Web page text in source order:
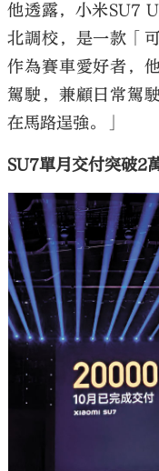
他透露，小米SU7
北調校，是一款「
作為賽車愛好者，
駕駛，兼顧日常駕
在馬路逞強。」
SU7單月交付突破2